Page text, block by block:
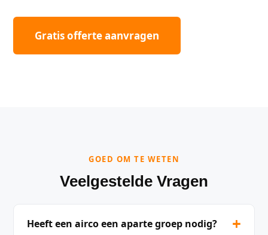
Gratis offerte aanvragen
GOED OM TE WETEN
Veelgestelde Vragen
Heeft een airco een aparte groep nodig? +